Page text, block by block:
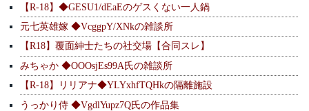
【R-18】◆GESU1/dEaEのゲスくない一人鍋
元七英雄嫁 ◆VcggpY/XNkの雑談所
【R18】覆面紳士たちの社交場【合同スレ】
みちゃか ◆OOOsjEs99A氏の雑談所
【R-18】リリアナ◆YLYxhfTQHkの隔離施設
うっかり侍 ◆VgdlYupz7Q氏の作品集